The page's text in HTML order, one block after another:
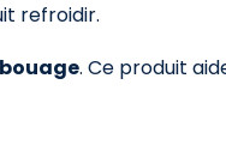
refroidir.
. Ce produit